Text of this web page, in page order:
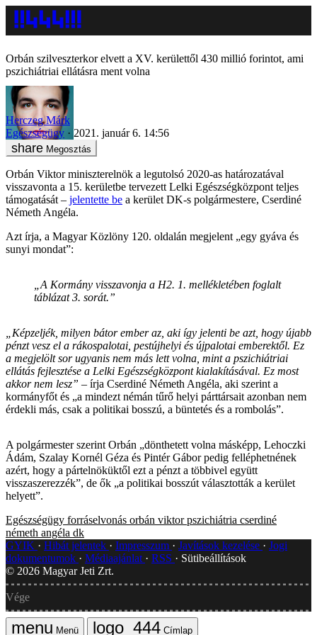
Orbán szilveszterkor elvett a XV. kerülettől 430 millió forintot, ami
pszichiátriai ellátásra ment volna
Herczeg Márk
Egészségügy
2021. január 6. 14:56
Megosztás
Orbán Viktor miniszterelnök a legutolsó 2020-as határozatával
visszavonta a 15. kerületbe tervezett Lelki Egészségközpont teljes
támogatását – jelentette be a kerület DK-s polgármestere, Cserdiné
Németh Angéla.
Azt írja, a Magyar Közlöny 120. oldalán megjelent „egy gyáva és
sunyi mondat”:
„A Kormány visszavonja a H2. 1. mellékletében foglalt
táblázat 3. sorát.”
„Képzeljék, milyen bátor ember az, aki így jelenti be azt, hogy újabb
pénzt vesz el a rákospalotai, pestújhelyi és újpalotai emberektől. Ez
a megjelölt sor ugyanis nem más lett volna, mint a pszichiátriai
ellátás fejlesztése a Lelki Egészségközpont kialakításával. Ez most
akkor nem lesz” – írja Cserdiné Németh Angéla, aki szerint a
kormányfőt és „a mindezt némán tűrő helyi párttársait azonban nem
érdekli más, csak a politikai bosszú, a büntetés és a rombolás”.
A polgármester szerint Orbán „dönthetett volna másképp, Lehoczki
Ádám, Szalay Kornél Géza és Pintér Gábor pedig felléphetnének
azért, hogy a pártelnöküktől ezt a pénzt a többivel együtt
visszaszerezzék”, de ők „a politikai bosszút választották a kerület
helyett”.
Egészségügy forráselvonás orbán viktor pszichiátria cserdiné
németh angéla dk
GYIK
Hibát jelentek Impresszum Javítások kezelése
Jogi
dokumentumok
Médiaajánlat RSS
Sütibeállítások
© 2026 Magyar Jeti Zrt.
Vége
Menü Címlap